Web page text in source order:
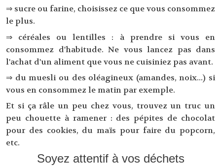
⇒ sucre ou farine, choisissez ce que vous consommez
le plus.
⇒ céréales ou lentilles : à prendre si vous en
consommez d'habitude. Ne vous lancez pas dans
l'achat d'un aliment que vous ne cuisiniez pas avant.
⇒ du muesli ou des oléagineux (amandes, noix...) si
vous en consommez le matin par exemple.
Et si ça râle un peu chez vous, trouvez un truc un
peu chouette à ramener : des pépites de chocolat
pour des cookies, du maïs pour faire du popcorn,
etc.
Soyez attentif à vos déchets